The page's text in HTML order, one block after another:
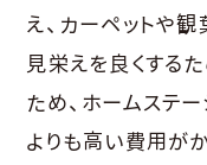
え、カーペットや
見栄えを良くする
ため、ホームステ
よりも高い費用が